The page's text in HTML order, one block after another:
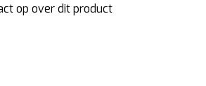
op over dit product